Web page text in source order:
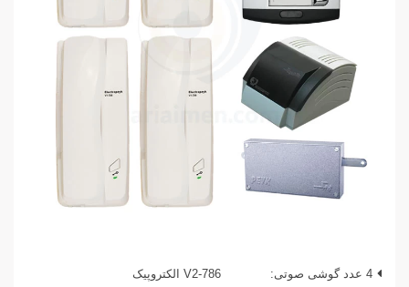
4 عدد گوشی صوتی: V2-786 الکتروپیک